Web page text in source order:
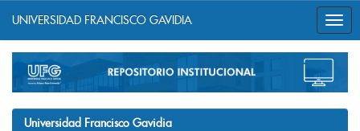
navigation
UNIVERSIDAD FRANCISCO GAVIDIA
Universidad Francisco Gavidia